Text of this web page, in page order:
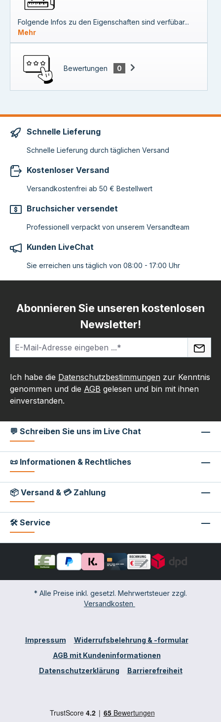
Folgende Infos zu den Eigenschaften sind verfübar...
Mehr
Bewertungen 0
Schnelle Lieferung
Schnelle Lieferung durch täglichen Versand
Kostenloser Versand
Versandkostenfrei ab 50 € Bestellwert
Bruchsicher versendet
Professionell verpackt von unserem Versandteam
Kunden LiveChat
Sie erreichen uns täglich von 08:00 - 17:00 Uhr
Abonnieren Sie unseren kostenlosen
Newsletter!
Ich habe die Datenschutzbestimmungen zur Kenntnis
genommen und die AGB gelesen und bin mit ihnen
einverstanden.
💬 Schreiben Sie uns im Live Chat
📜 Informationen & Rechtliches
📦 Versand & 💳 Zahlung
🛠 Service
* Alle Preise inkl. gesetzl. Mehrwertsteuer zzgl.
Versandkosten
Impressum
Widerrufsbelehrung & -formular
AGB mit Kundeninformationen
Datenschutzerklärung
Barrierefreiheit